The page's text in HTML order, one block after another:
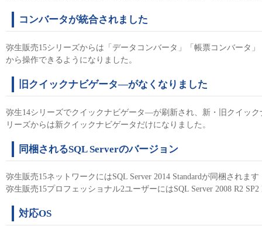
コンバータが統合されました
弥生販売15シリーズからは「データコンバータ」「帳票コンバータ
から操作できるようになりました。
旧クイックナビゲータ―がなくなりました
弥生14シリーズでクイックナビゲータ―が刷新され、新・旧クイッ
リーズからは新クイックナビゲータだけになりました。
同梱されるSQL Serverのバージョン
弥生販売15ネットワークにはSQL Server 2014 Standardが同梱されます
弥生販売15プロフェッショナル2ユーザーにはSQL Server 2008 R2
対応OS